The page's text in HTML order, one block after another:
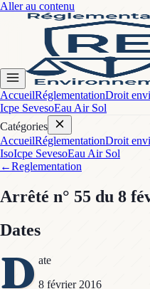
Aller au contenu
AccueilRéglementationDroit
Icpe SevesoEau Air Sol
Catégories
AccueilRéglementationDroit
IsoIcpe SevesoEau Air Sol
←Reglementation
Arrêté n° 55 du 8
Dates
D ate
8 février 2016